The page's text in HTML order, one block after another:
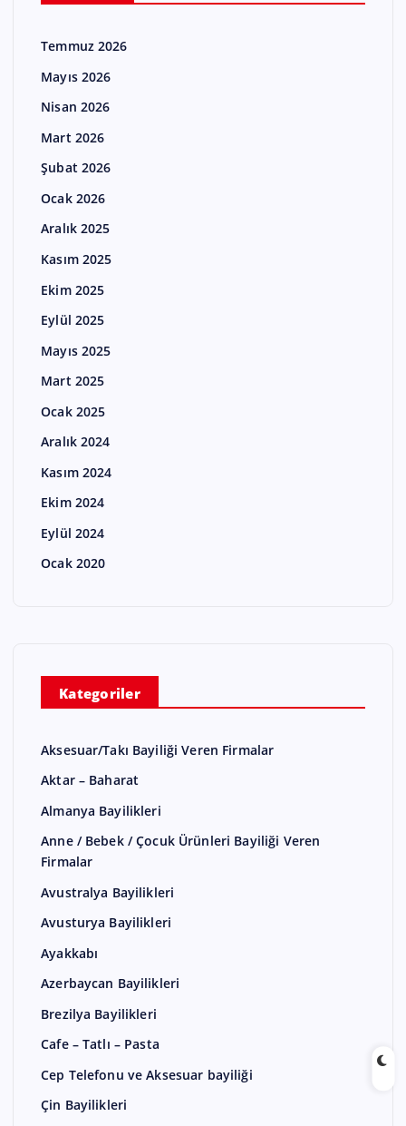
Temmuz 2026
Mayıs 2026
Nisan 2026
Mart 2026
Şubat 2026
Ocak 2026
Aralık 2025
Kasım 2025
Ekim 2025
Eylül 2025
Mayıs 2025
Mart 2025
Ocak 2025
Aralık 2024
Kasım 2024
Ekim 2024
Eylül 2024
Ocak 2020
Kategoriler
Aksesuar/Takı Bayiliği Veren Firmalar
Aktar – Baharat
Almanya Bayilikleri
Anne / Bebek / Çocuk Ürünleri Bayiliği Veren
Firmalar
Avustralya Bayilikleri
Avusturya Bayilikleri
Ayakkabı
Azerbaycan Bayilikleri
Brezilya Bayilikleri
Cafe – Tatlı – Pasta
Cep Telefonu ve Aksesuar bayiliği
Çin Bayilikleri